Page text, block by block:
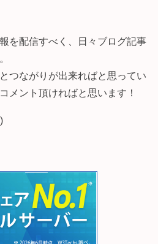
を配信すべく、日々ブログ記事
つながりが出来ればと思ってい
メント頂ければと思います！